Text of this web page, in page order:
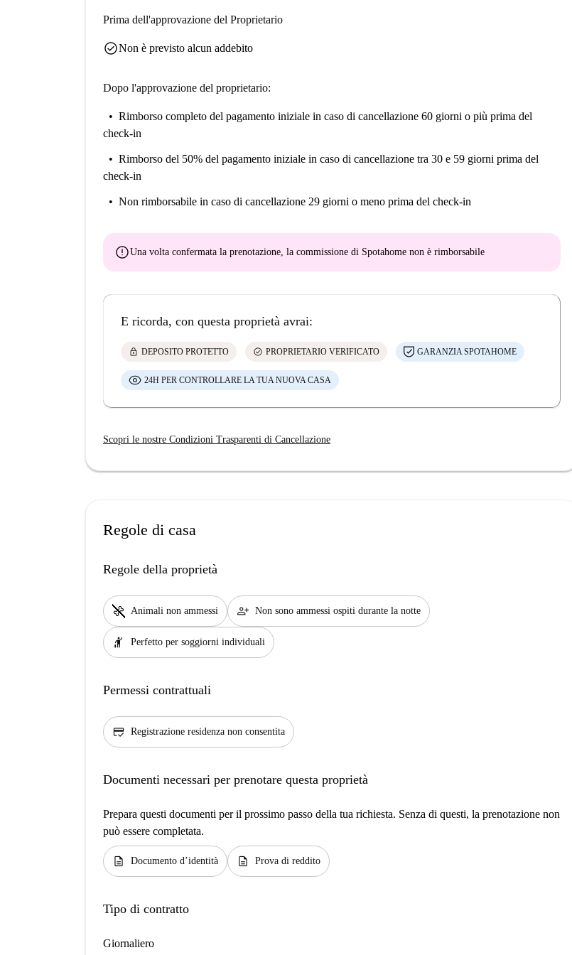
Prima dell'approvazione del Proprietario
check_circleNon è previsto alcun addebito
Dopo l'approvazione del proprietario:
Rimborso completo del pagamento iniziale in caso di cancellazione 60 giorni o più prima del
check-in
Rimborso del 50% del pagamento iniziale in caso di cancellazione tra 30 e 59 giorni prima del
check-in
Non rimborsabile in caso di cancellazione 29 giorni o meno prima del check-in
errorUna volta confermata la prenotazione, la commissione di Spotahome non è rimborsabile
E ricorda, con questa proprietà avrai:
lock DEPOSITO PROTETTO check_circle PROPRIETARIO VERIFICATO GARANZIA SPOTAHOME
24H PER CONTROLLARE LA TUA NUOVA CASA
Scopri le nostre Condizioni Trasparenti di Cancellazione
Regole di casa
Regole della proprietà
pet_supplies Animali non ammessi person_add Non sono ammessi ospiti durante la notte
hail Perfetto per soggiorni individuali
Permessi contrattuali
credit_score Registrazione residenza non consentita
Documenti necessari per prenotare questa proprietà
Prepara questi documenti per il prossimo passo della tua richiesta. Senza di questi, la prenotazione non
può essere completata.
description Documento d’identità description Prova di reddito
Tipo di contratto
Giornaliero